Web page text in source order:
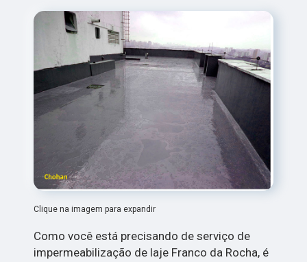
Clique na imagem para expandir
Como você está precisando de serviço de
impermeabilização de laje Franco da Rocha, é